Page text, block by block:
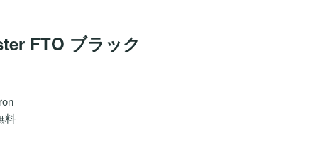
FTO ブラック
料